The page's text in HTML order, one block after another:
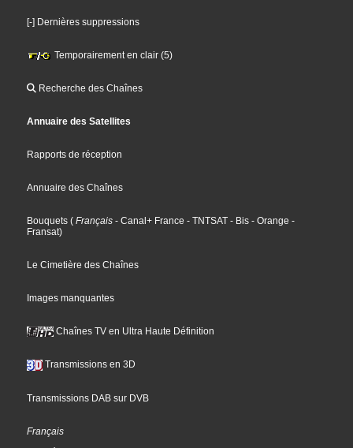
[-] Dernières suppressions
Temporairement en clair (5)
Recherche des Chaînes
Annuaire des Satellites
Rapports de réception
Annuaire des Chaînes
Bouquets ( Français - Canal+ France - TNTSAT - Bis - Orange -
Fransat)
Le Cimetière des Chaînes
Images manquantes
Chaînes TV en Ultra Haute Définition
Transmissions en 3D
Transmissions DAB sur DVB
Français